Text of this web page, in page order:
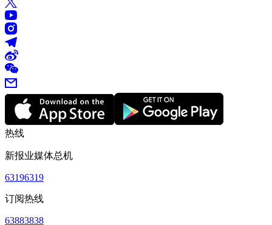
热线
新报业媒体总机
63196319
订阅热线
63883838